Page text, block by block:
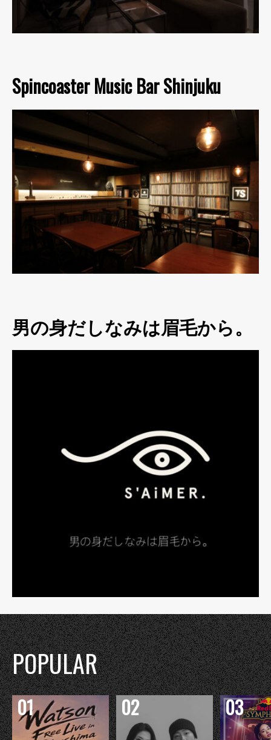
Spincoaster Music Bar Shinjuku
男の身だしなみは眉毛から。
POPULAR